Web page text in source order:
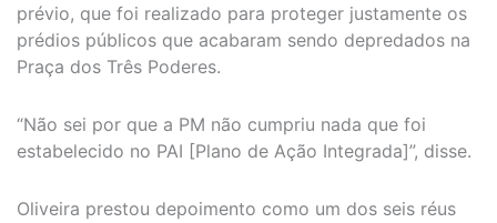
prévio, que foi realizado para proteger justamente os
prédios públicos que acabaram sendo depredados na
Praça dos Três Poderes.
“Não sei por que a PM não cumpriu nada que foi
estabelecido no PAI [Plano de Ação Integrada]”, disse.
Oliveira prestou depoimento como um dos seis réus